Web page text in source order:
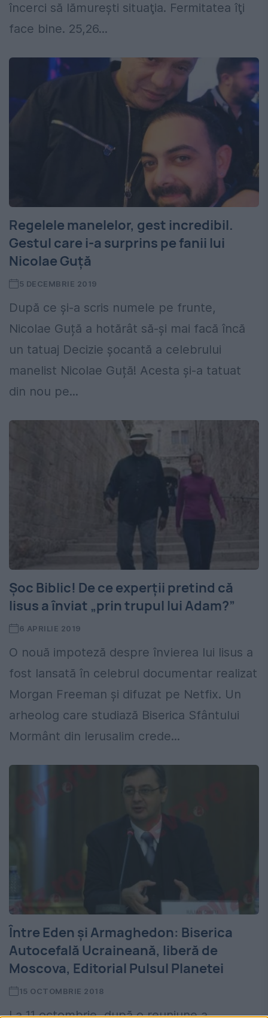
încerci să lămureşti situaţia. Fermitatea îţi
face bine. 25,26...
Regelele manelelor, gest incredibil.
Gestul care i-a surprins pe fanii lui
Nicolae Guță
5 DECEMBRIE 2019
După ce și-a scris numele pe frunte,
Nicolae Guță a hotărât să-și mai facă încă
un tatuaj Decizie șocantă a celebrului
manelist Nicolae Guță! Acesta și-a tatuat
din nou pe...
Şoc Biblic! De ce experții pretind că
Iisus a înviat „prin trupul lui Adam?”
6 APRILIE 2019
O nouă impoteză despre învierea lui Iisus a
fost lansată în celebrul documentar realizat
Morgan Freeman şi difuzat pe Netfix. Un
arheolog care studiază Biserica Sfântului
Mormânt din Ierusalim crede...
Între Eden și Armaghedon: Biserica
Autocefală Ucraineană, liberă de
Moscova, Editorial Pulsul Planetei
15 OCTOMBRIE 2018